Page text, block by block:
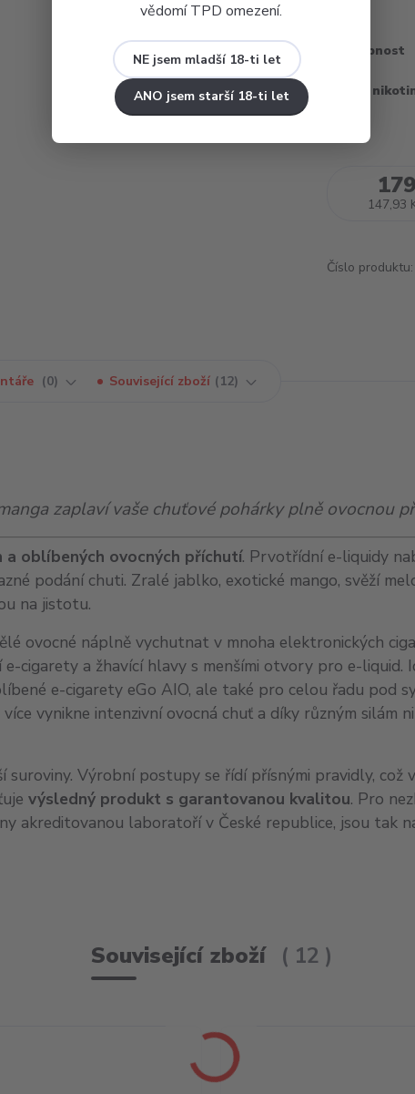
vědomí TPD omezení.
NE jsem mladší 18-ti let
ANO jsem starší 18-ti let
Dostupnost
Obsah
147,93
Číslo produktu:
0 Související zboží 12
zaplaví vaše chuťové pohárky plně ovocnou
a oblíbených ovocných příchutí. Prvotřídní e-liquidy
podání chuti. Zralé jablko, exotické mango, svěží
na jistotu.
ovocné náplně vychutnat v mnoha elektronických
cigarety a žhavící hlavy s menšími otvory pro e-liquid.
e-cigarety eGo AIO, ale také pro celou řadu pod
vynikne intenzivní ovocná chuť a díky různým silám
Výrobní postupy se řídí přísnými pravidly, což
výsledný produkt s garantovanou kvalitou. Pro
akreditovanou laboratoří v České republice, jsou tak
Související zboží 12